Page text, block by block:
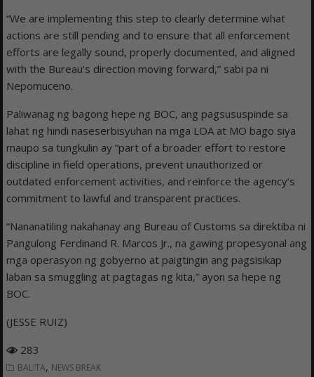
“We are implementing this step to clearly determine what
actions are still pending and to ensure that all enforcement
efforts are legally sound, properly documented, and aligned
with the Bureau’s direction moving forward,” sabi pa ni
Nepomuceno.
Paliwanag ng bagong hepe ng BOC, ang pagsususpinde sa
lahat ng hindi naseserbisyuhan na mga LOA at MO bago siya
maupo sa tungkulin ay “part of a broader effort to restore
discipline in field operations, prevent unauthorized or
outdated enforcement activities, and reinforce the agency’s
commitment to lawful and transparent practices.
“Nananatiling nakahanay ang Bureau of Customs sa direktiba ni
Pangulong Ferdinand R. Marcos Jr., na gawing propesyonal ang
mga operasyon ng gobyerno at paigtingin ang pagsisikap
laban sa smuggling at pagtagas ng kita,” ayon sa hepe ng
BOC.
(JESSE RUIZ)
283
BALITA, NEWS BREAK